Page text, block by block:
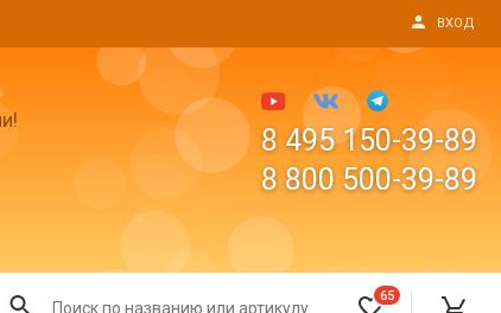
ВХОД
8 495 150-39-89
8 800 500-39-89
65